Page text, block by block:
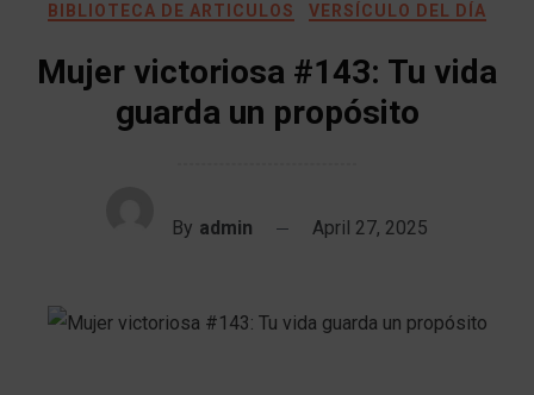
BIBLIOTECA DE ARTICULOS VERSÍCULO DEL DÍA
Mujer victoriosa #143: Tu vida
guarda un propósito
By admin April 27, 2025